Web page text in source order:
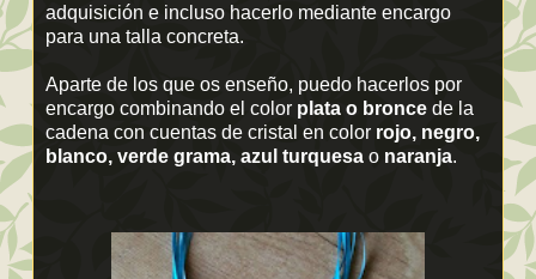
adquisición e incluso hacerlo mediante encargo
para una talla concreta.
Aparte de los que os enseño, puedo hacerlos por
encargo combinando el color plata o bronce de la
cadena con cuentas de cristal en color rojo, negro,
blanco, verde grama, azul turquesa o naranja.